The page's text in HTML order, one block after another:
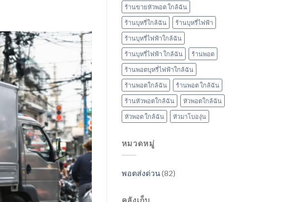
ร้านขายหัวพอต ใกล้ฉัน
ร้านบุหรี่ใกล้ฉัน
ร้านบุหรี่ไฟฟ้า
ร้านบุหรี่ไฟฟ้าใกล้ฉัน
ร้านบุหรี่ไฟฟ้า ใกล้ฉัน
ร้านพอต
ร้านพอตบุหรี่ไฟฟ้าใกล้ฉัน
ร้านพอตใกล้ฉัน
ร้านพอต ใกล้ฉัน
ร้านหัวพอตใกล้ฉัน
หัวพอตใกล้ฉัน
หัวพอต ใกล้ฉัน
หัวมาโบองุ่น
หมวดหมู่
พอตส่งด่วน(82)
คลังเก็บ